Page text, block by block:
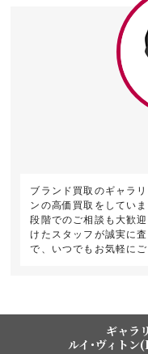
ブランド買取のギャラ
ンの高価買取をしてい
段階でのご相談も大歓
けたスタッフが誠実に
で、いつでもお気軽にご
ギャラ
ルイ･ヴィト